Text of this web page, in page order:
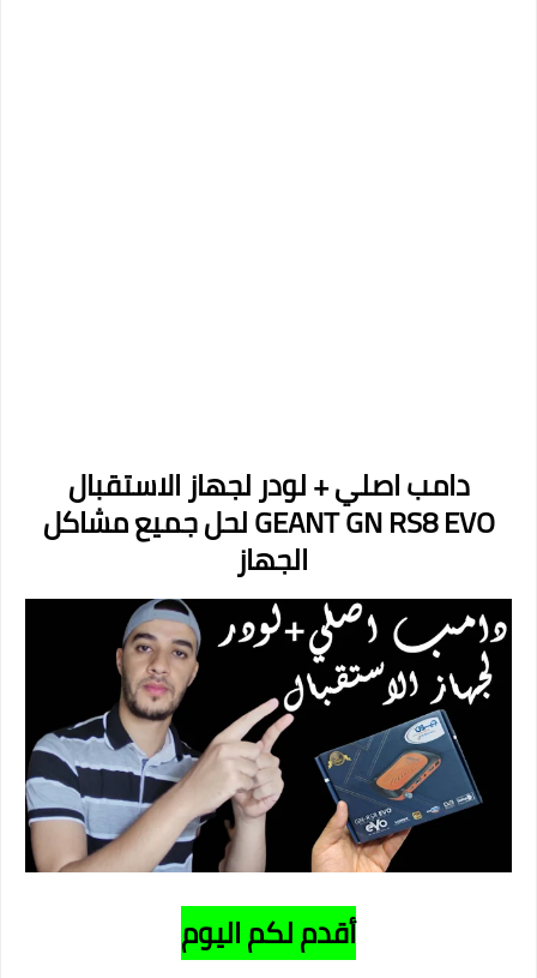
دامب اصلي + لودر لجهاز الاستقبال
GEANT GN RS8 EVO لحل جميع مشاكل
الجهاز
أقدم لكم اليوم